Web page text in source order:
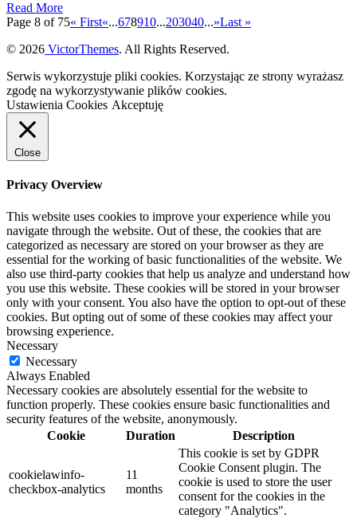
Read More
Page 8 of 75« First«...678910...203040...»Last »
© 2026 VictorThemes. All Rights Reserved.
Serwis wykorzystuje pliki cookies. Korzystając ze strony wyrażasz
zgodę na wykorzystywanie plików cookies.
Ustawienia Cookies Akceptuję
Close
Privacy Overview
This website uses cookies to improve your experience while you
navigate through the website. Out of these, the cookies that are
categorized as necessary are stored on your browser as they are
essential for the working of basic functionalities of the website. We
also use third-party cookies that help us analyze and understand how
you use this website. These cookies will be stored in your browser
only with your consent. You also have the option to opt-out of these
cookies. But opting out of some of these cookies may affect your
browsing experience.
Necessary
Necessary
Always Enabled
Necessary cookies are absolutely essential for the website to
function properly. These cookies ensure basic functionalities and
security features of the website, anonymously.
Cookie
Duration Description
cookielawinfo-
checkbox-analytics
11
months
This cookie is set by GDPR
Cookie Consent plugin. The
cookie is used to store the user
consent for the cookies in the
category "Analytics".